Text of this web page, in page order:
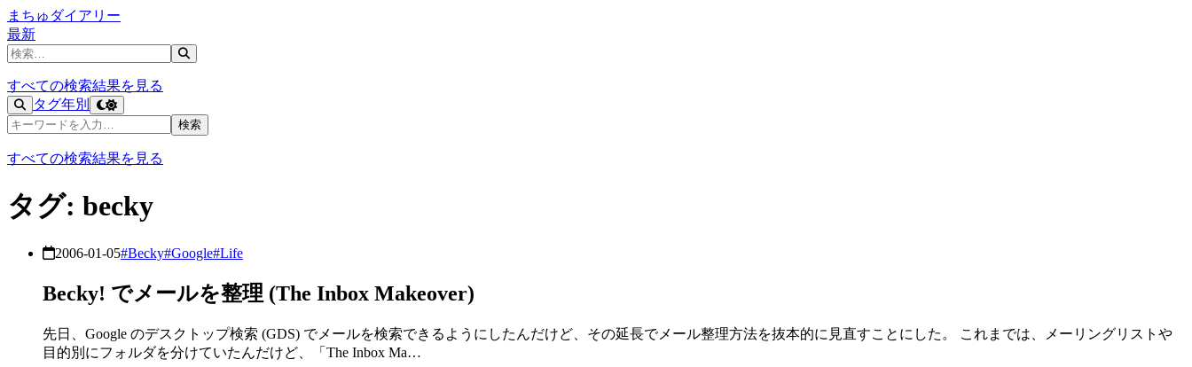
まちゅダイアリー
最新
記事を検索
すべての検索結果を見る
タグ年別
記事を検索
検索
すべての検索結果を見る
タグ: becky
2006-01-05#Becky#Google#Life
Becky! でメールを整理 (The Inbox Makeover)
先日、Google のデスクトップ検索 (GDS) でメールを検索できるようにしたんだけど、その延長でメール整理方法を抜本的に見直すことにした。 これまでは、メーリングリストや
目的別にフォルダを分けていたんだけど、「The Inbox Ma…